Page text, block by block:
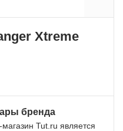
Xtreme
бренда
Tut.ru является